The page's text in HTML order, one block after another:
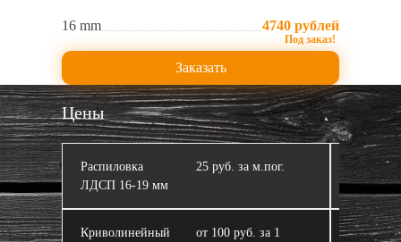
16 mm 4740 рублей
Заказать
Цены
Распиловка
ЛДСП 16‑19 мм
25 руб. за м.пог.
Криволинейный
от 100 руб. за 1
ЛДСП